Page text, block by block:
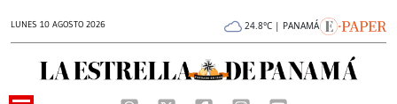
LUNES 10 AGOSTO 2026 24.8°C | PANAMÁ